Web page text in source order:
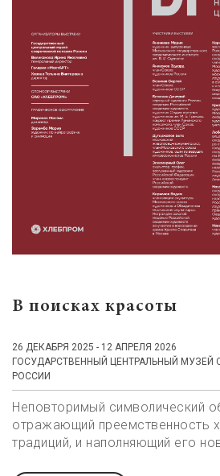
В поисках красоты
26 ДЕКАБРЯ 2025 - 12 АПРЕЛЯ 2026
ГОСУДАРСТВЕННЫЙ ЦЕНТРАЛЬНЫЙ МУЗЕЙ
РОССИИ
Неповторимый символический
отражающий преемственность
традиций, и наполняющий его